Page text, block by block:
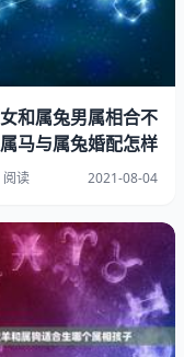
是20岁，32岁，44
你，可以的话就采
和属兔男属相合不
马与属兔婚配怎样
读 2021-08-04